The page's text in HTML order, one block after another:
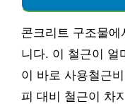
콘크리트 구조물
니다. 이 철근이 얼
이 바로 사용철근
피 대비 철근이 차